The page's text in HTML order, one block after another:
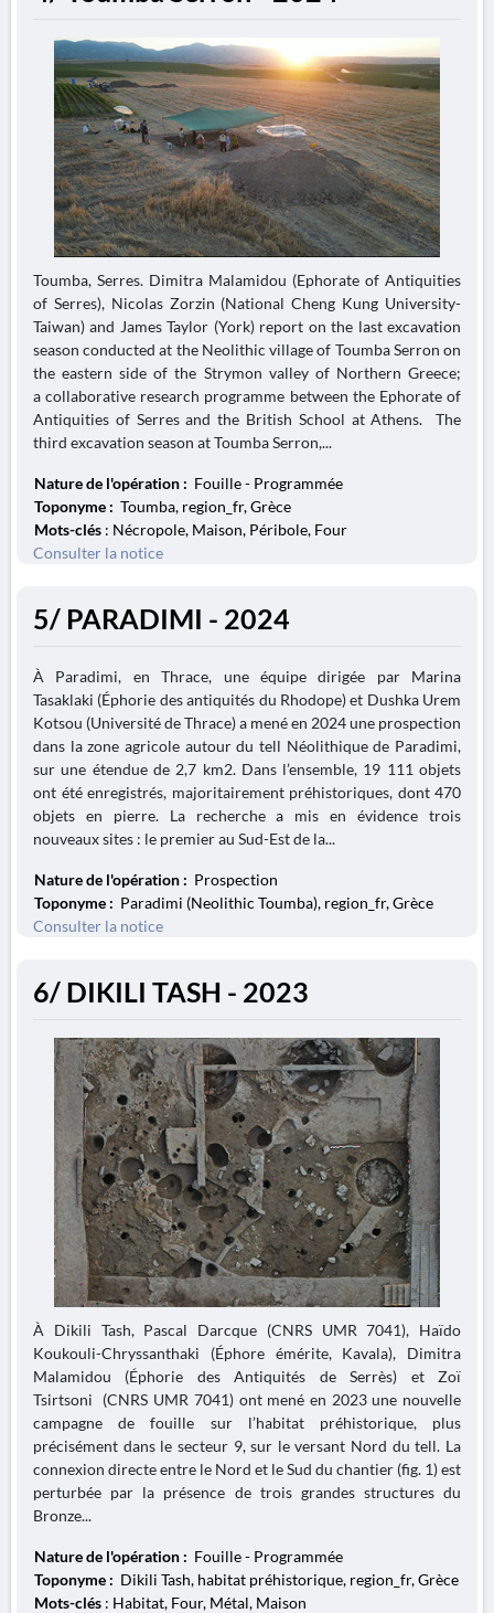
Toumba, Serres. Dimitra Malamidou (Ephorate of Antiquities
of Serres), Nicolas Zorzin (National Cheng Kung University-
Taiwan) and James Taylor (York) report on the last excavation
season conducted at the Neolithic village of Toumba Serron on
the eastern side of the Strymon valley of Northern Greece;
a collaborative research programme between the Ephorate of
Antiquities of Serres and the British School at Athens. The
third excavation season at Toumba Serron,...
Nature de l'opération : Fouille - Programmée
Toponyme : Toumba, region_fr, Grèce
Mots-clés : Nécropole, Maison, Péribole, Four
Consulter la notice
5/ PARADIMI - 2024
À Paradimi, en Thrace, une équipe dirigée par Marina
Tasaklaki (Éphorie des antiquités du Rhodope) et Dushka Urem
Kotsou (Université de Thrace) a mené en 2024 une prospection
dans la zone agricole autour du tell Néolithique de Paradimi,
sur une étendue de 2,7 km2. Dans l’ensemble, 19 111 objets
ont été enregistrés, majoritairement préhistoriques, dont 470
objets en pierre. La recherche a mis en évidence trois
nouveaux sites : le premier au Sud-Est de la...
Nature de l'opération : Prospection
Toponyme : Paradimi (Neolithic Toumba), region_fr, Grèce
Consulter la notice
6/ DIKILI TASH - 2023
À Dikili Tash, Pascal Darcque (CNRS UMR 7041), Haïdo
Koukouli-Chryssanthaki (Éphore émérite, Kavala), Dimitra
Malamidou (Éphorie des Antiquités de Serrès) et Zoï
Tsirtsoni (CNRS UMR 7041) ont mené en 2023 une nouvelle
campagne de fouille sur l’habitat préhistorique, plus
précisément dans le secteur 9, sur le versant Nord du tell. La
connexion directe entre le Nord et le Sud du chantier (fig. 1) est
perturbée par la présence de trois grandes structures du
Bronze...
Nature de l'opération : Fouille - Programmée
Toponyme : Dikili Tash, habitat préhistorique, region_fr, Grèce
Mots-clés : Habitat, Four, Métal, Maison